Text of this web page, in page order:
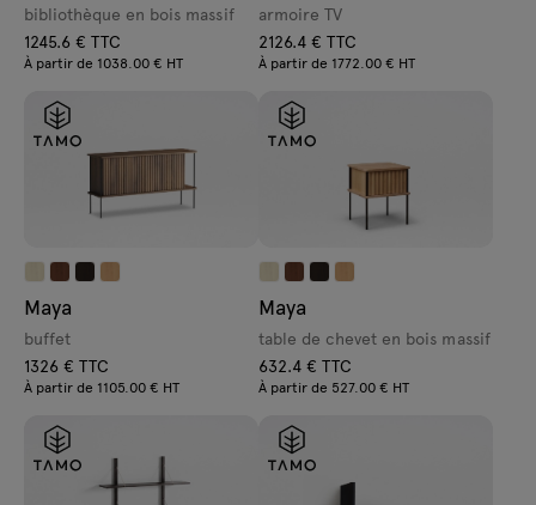
bibliothèque en bois massif
1245.6 € TTC
À partir de 1038.00 € HT
armoire TV
2126.4 € TTC
À partir de 1772.00 € HT
Maya
buffet
1326 € TTC
À partir de 1105.00 € HT
Maya
table de chevet en bois massif
632.4 € TTC
À partir de 527.00 € HT